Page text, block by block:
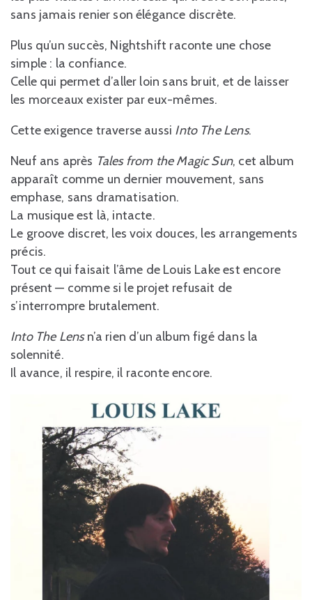
sans jamais renier son élégance discrète.
Plus qu’un succès, Nightshift raconte une chose
simple : la confiance.
Celle qui permet d’aller loin sans bruit, et de laisser
les morceaux exister par eux-mêmes.
Cette exigence traverse aussi Into The Lens.
Neuf ans après Tales from the Magic Sun, cet album
apparaît comme un dernier mouvement, sans
emphase, sans dramatisation.
La musique est là, intacte.
Le groove discret, les voix douces, les arrangements
précis.
Tout ce qui faisait l’âme de Louis Lake est encore
présent — comme si le projet refusait de
s’interrompre brutalement.
Into The Lensn’a rien d’un album figé dans la
solennité.
Il avance, il respire, il raconte encore.